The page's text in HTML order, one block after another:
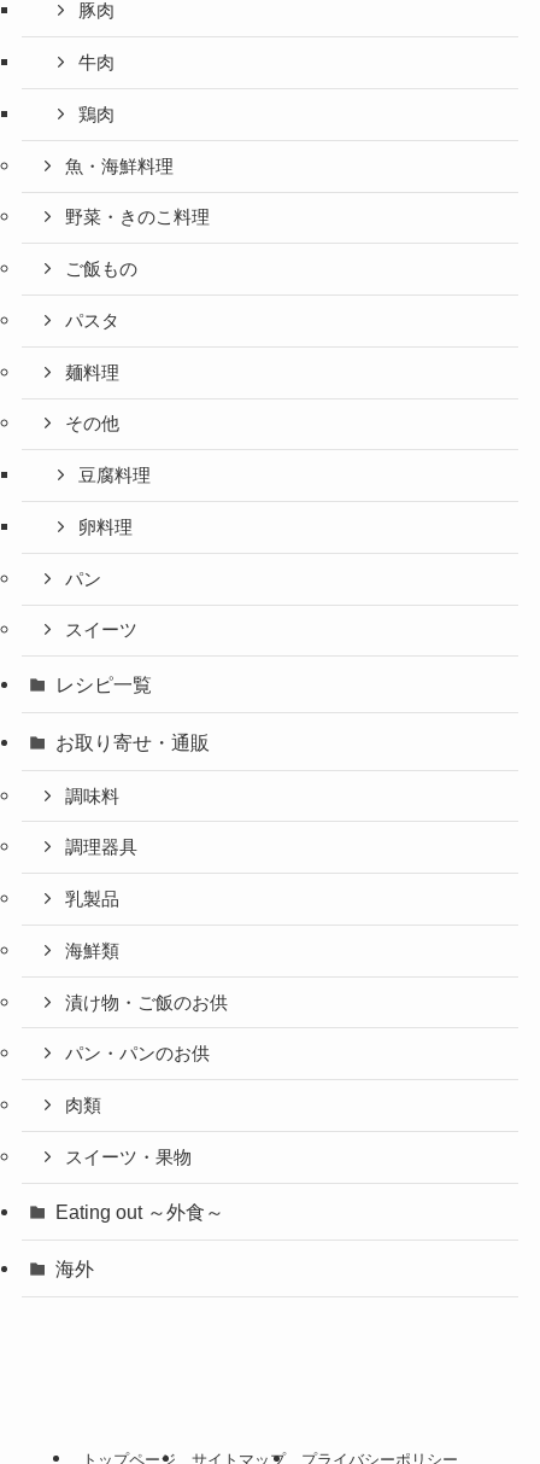
豚肉
牛肉
鶏肉
魚・海鮮料理
野菜・きのこ料理
ご飯もの
パスタ
麺料理
その他
豆腐料理
卵料理
パン
スイーツ
レシピ一覧
お取り寄せ・通販
調味料
調理器具
乳製品
海鮮類
漬け物・ご飯のお供
パン・パンのお供
肉類
スイーツ・果物
Eating out ～外食～
海外
トップページ サイトマップ プライバシーポリシー